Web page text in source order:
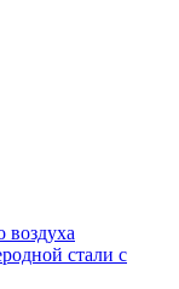
воздуха
стали с